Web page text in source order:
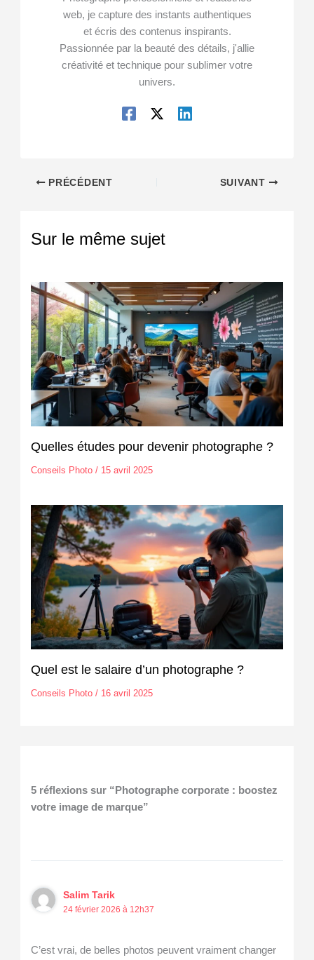
web, je capture des instants authentiques
et écris des contenus inspirants.
Passionnée par la beauté des détails, j'allie
créativité et technique pour sublimer votre
univers.
PRÉCÉDENT SUIVANT
Sur le même sujet
Quelles études pour devenir photographe ?
Conseils Photo/ 15 avril 2025
Quel est le salaire d’un photographe ?
Conseils Photo/ 16 avril 2025
5 réflexions sur “Photographe corporate : boostez
votre image de marque”
Salim Tarik
24 février 2026 à 12h37
C’est vrai, de belles photos peuvent vraiment changer